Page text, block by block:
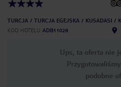
TURCJA TURCJA EGEJSKA KUSADASI
KOD HOTELU ADB11028
Ups, ta oferta nie
podobne